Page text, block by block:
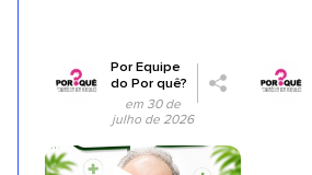
PorEquipe
do Por quê?
em 30 de
julho de 2026